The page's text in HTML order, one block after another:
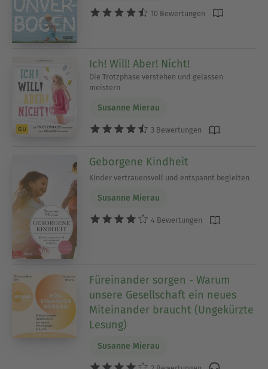
10 Bewertungen
Ich! Will! Aber! Nicht!
Die Trotzphase verstehen und gelassen
meistern
Susanne Mierau
3 Bewertungen
Geborgene Kindheit
Kinder vertrauensvoll und entspannt begleiten
Susanne Mierau
4 Bewertungen
Füreinander sorgen - Warum
unsere Gesellschaft ein neues
Miteinander braucht (Ungekürzte
Lesung)
Susanne Mierau